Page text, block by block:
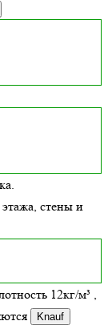
стены и
12кг/м³ ,
Knauf